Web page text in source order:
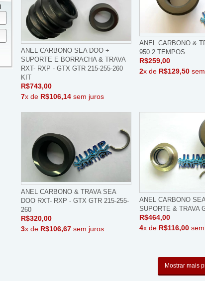
ANEL CARBONO SEA DOO +
SUPORTE E BORRACHA & TRAVA
RXT- RXP - GTX GTR 215-255-260
KIT
R$743,00
7x de R$106,14 sem juros
ANEL CARBONO &
950 2 TEMPOS
R$259,00
2x de R$129,50
ANEL CARBONO & TRAVA SEA
DOO RXT- RXP - GTX GTR 215-255-
260
R$320,00
3x de R$106,67 sem juros
ANEL CARBONO
SUPORTE & TRAVA
R$464,00
4x de R$116,00
Mostrar mais